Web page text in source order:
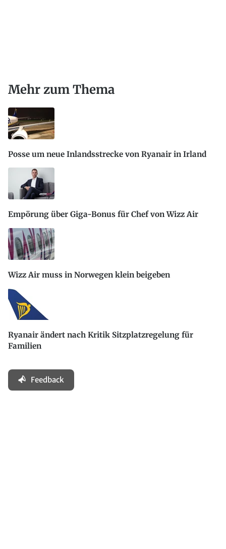
Mehr zum Thema
Posse um neue Inlandsstrecke von Ryanair in Irland
Empörung über Giga-Bonus für Chef von Wizz Air
Wizz Air muss in Norwegen klein beigeben
Ryanair ändert nach Kritik Sitzplatzregelung für
Familien
Feedback